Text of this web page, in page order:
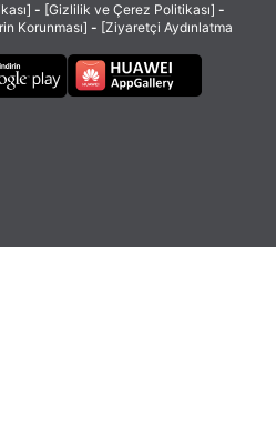
- [Gizlilik ve Çerez Politikası] -
Korunması] - [Ziyaretçi Aydınlatma